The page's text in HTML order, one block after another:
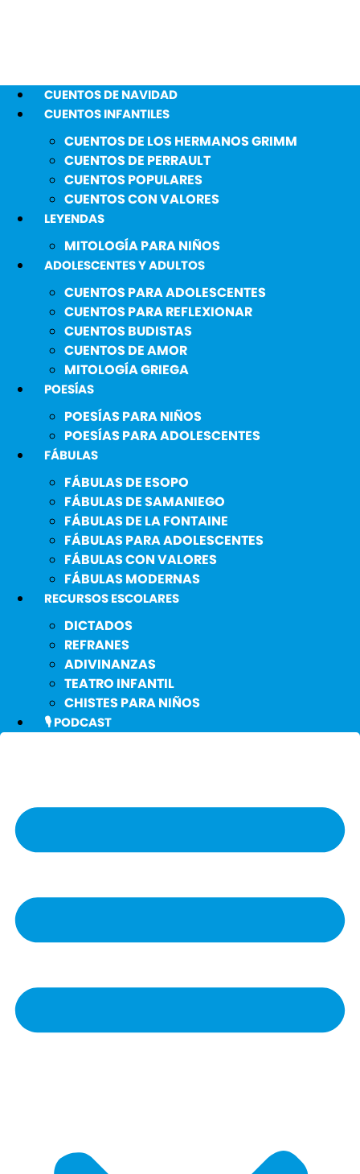
CUENTOS DE NAVIDAD
CUENTOS INFANTILES
CUENTOS DE LOS HERMANOS GRIMM
CUENTOS DE PERRAULT
CUENTOS POPULARES
CUENTOS CON VALORES
LEYENDAS
MITOLOGÍA PARA NIÑOS
ADOLESCENTES Y ADULTOS
CUENTOS PARA ADOLESCENTES
CUENTOS PARA REFLEXIONAR
CUENTOS BUDISTAS
CUENTOS DE AMOR
MITOLOGÍA GRIEGA
POESÍAS
POESÍAS PARA NIÑOS
POESÍAS PARA ADOLESCENTES
FÁBULAS
FÁBULAS DE ESOPO
FÁBULAS DE SAMANIEGO
FÁBULAS DE LA FONTAINE
FÁBULAS PARA ADOLESCENTES
FÁBULAS CON VALORES
FÁBULAS MODERNAS
RECURSOS ESCOLARES
DICTADOS
REFRANES
ADIVINANZAS
TEATRO INFANTIL
CHISTES PARA NIÑOS
🎙️ PODCAST